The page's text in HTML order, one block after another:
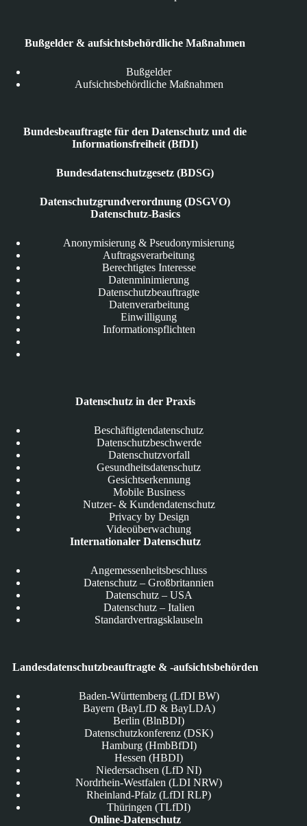
Bußgelder & aufsichtsbehördliche Maßnahmen
Bußgelder
Aufsichtsbehördliche Maßnahmen
Bundesbeauftragte für den Datenschutz und die
Informationsfreiheit (BfDI)
Bundesdatenschutzgesetz (BDSG)
Datenschutzgrundverordnung (DSGVO)
Datenschutz-Basics
Anonymisierung & Pseudonymisierung
Auftragsverarbeitung
Berechtigtes Interesse
Datenminimierung
Datenschutzbeauftragte
Datenverarbeitung
Einwilligung
Informationspflichten
Datenschutz in der Praxis
Beschäftigtendatenschutz
Datenschutzbeschwerde
Datenschutzvorfall
Gesundheitsdatenschutz
Gesichtserkennung
Mobile Business
Nutzer- & Kundendatenschutz
Privacy by Design
Videoüberwachung
Internationaler Datenschutz
Angemessenheitsbeschluss
Datenschutz – Großbritannien
Datenschutz – USA
Datenschutz – Italien
Standardvertragsklauseln
Landesdatenschutzbeauftragte & -aufsichtsbehörden
Baden-Württemberg (LfDI BW)
Bayern (BayLfD & BayLDA)
Berlin (BlnBDI)
Datenschutzkonferenz (DSK)
Hamburg (HmbBfDI)
Hessen (HBDI)
Niedersachsen (LfD NI)
Nordrhein-Westfalen (LDI NRW)
Rheinland-Pfalz (LfDI RLP)
Thüringen (TLfDI)
Online-Datenschutz